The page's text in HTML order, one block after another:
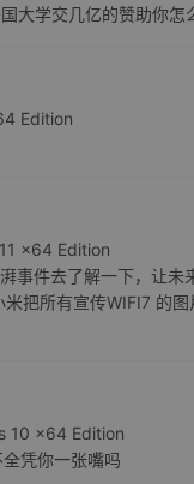
大学交几亿的赞助你怎
Edition
x64 Edition
事件去了解一下，让未
把所有宣传WIFI7 的
10 x64 Edition
凭你一张嘴吗